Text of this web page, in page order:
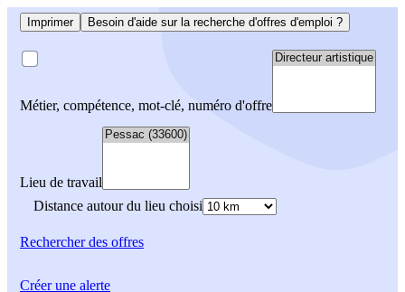
Imprimer Besoin d'aide sur la recherche d'offres d'emploi ?
Métier, compétence, mot-clé, numéro d'offre
Lieu de travail
Distance autour du lieu choisi
Rechercherdes offres
Créer une alerte